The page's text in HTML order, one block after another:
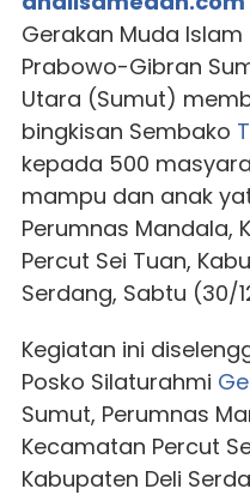
Gerakan Muda
Prabowo-Gibran
Utara (Sumut)
bingkisan Sembako
kepada 500
mampu dan anak
Perumnas Mandala,
Percut Sei Tuan,
Serdang, Sabtu (30/
Kegiatan ini
Posko Silaturahmi
Sumut, Perumnas
Kecamatan Percut
Kabupaten Deli